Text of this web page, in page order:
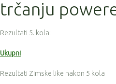
trčanju
Rezultati 5. kola:
Ukupni
Rezultati Zimske like nakon 5 kola